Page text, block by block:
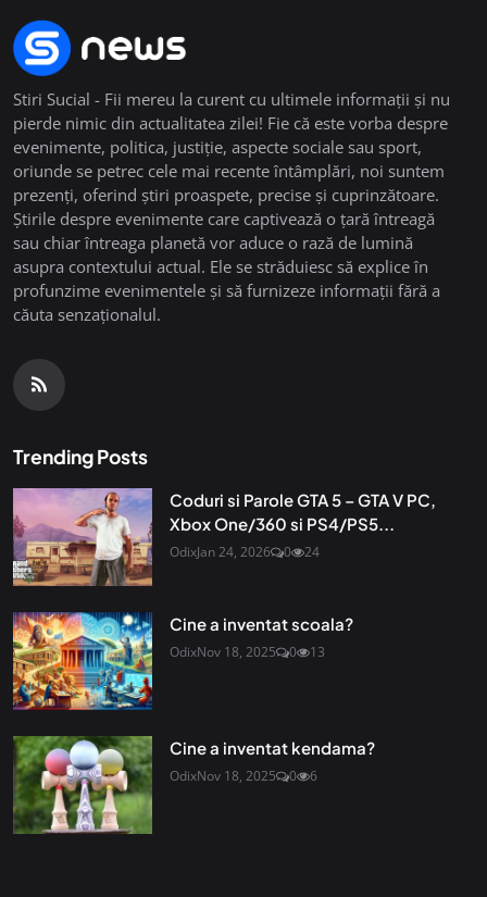
Stiri Sucial - Fii mereu la curent cu ultimele informații și nu
pierde nimic din actualitatea zilei! Fie că este vorba despre
evenimente, politica, justiție, aspecte sociale sau sport,
oriunde se petrec cele mai recente întâmplări, noi suntem
prezenți, oferind știri proaspete, precise și cuprinzătoare.
Știrile despre evenimente care captivează o țară întreagă
sau chiar întreaga planetă vor aduce o rază de lumină
asupra contextului actual. Ele se străduiesc să explice în
profunzime evenimentele și să furnizeze informații fără a
căuta senzaționalul.
Trending Posts
Coduri si Parole GTA 5 – GTA V PC,
Xbox One/360 si PS4/PS5...
OdixJan 24, 2026 0 24
Cine a inventat scoala?
OdixNov 18, 2025 0 13
Cine a inventat kendama?
OdixNov 18, 2025 0 6